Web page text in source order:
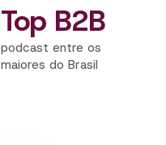
Top B2B
podcast entre os
maiores do Brasil